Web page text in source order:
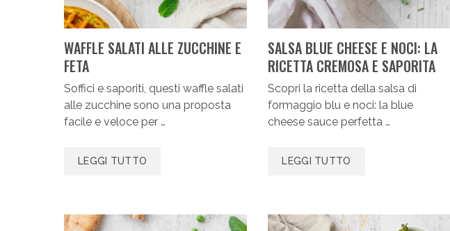
WAFFLE SALATI ALLE ZUCCHINE E
FETA
Soffici e saporiti, questi waffle salati
alle zucchine sono una proposta
facile e veloce per …
LEGGI TUTTO
SALSA BLUE CHEESE E NOCI: LA
RICETTA CREMOSA E SAPORITA
Scopri la ricetta della salsa di
formaggio blu e noci: la blue
cheese sauce perfetta …
LEGGI TUTTO